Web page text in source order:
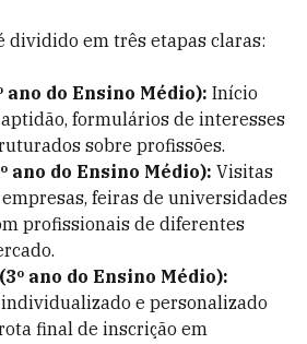
dividido em três etapas claras:
ano do Ensino Médio): Início
formulários de interesses
sobre profissões.
ano do Ensino Médio): Visitas
feiras de universidades
profissionais de diferentes
ano do Ensino Médio):
e personalizado
final de inscrição em